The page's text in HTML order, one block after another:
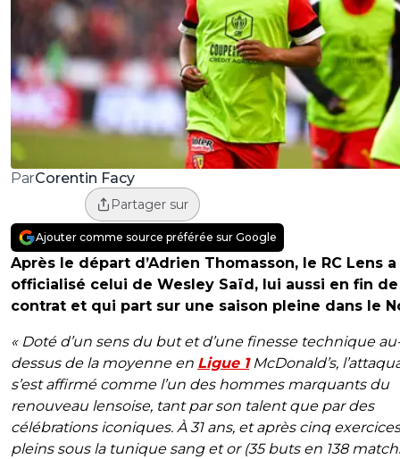
ParCorentin Facy
Partager sur
Ajouter comme source préférée sur Google
Après le départ d’Adrien Thomasson, le RC Lens a
officialisé celui de Wesley Saïd, lui aussi en fin de
contrat et qui part sur une saison pleine dans le
« Doté d’un sens du but et d’une finesse technique
dessus de la moyenne en Ligue 1McDonald’s,
s’est affirmé comme l’un des hommes marquants du
renouveau lensoise, tant par son talent que par des
célébrations iconiques. À 31 ans, et après cinq exercices
pleins sous la tunique sang et or (35 buts en 138